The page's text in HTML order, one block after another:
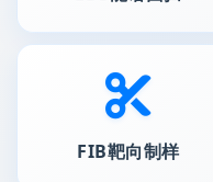
FIB靶向制样